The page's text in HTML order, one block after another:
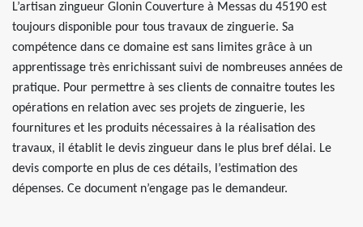
L’artisan zingueur Glonin Couverture à Messas du 45190 est
toujours disponible pour tous travaux de zinguerie. Sa
compétence dans ce domaine est sans limites grâce à un
apprentissage très enrichissant suivi de nombreuses années de
pratique. Pour permettre à ses clients de connaitre toutes les
opérations en relation avec ses projets de zinguerie, les
fournitures et les produits nécessaires à la réalisation des
travaux, il établit le devis zingueur dans le plus bref délai. Le
devis comporte en plus de ces détails, l’estimation des
dépenses. Ce document n’engage pas le demandeur.